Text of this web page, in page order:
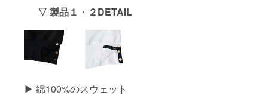
▽ 製品１・２DETAIL
▶ 綿100%のスウェット